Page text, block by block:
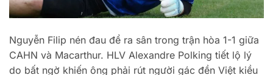
Nguyễn Filip nén đau để ra sân trong trận hòa 1-1 giữa
CAHN và Macarthur. HLV Alexandre Polking tiết lộ lý
do bất ngờ khiến ông phải rút người gác đền Việt kiều